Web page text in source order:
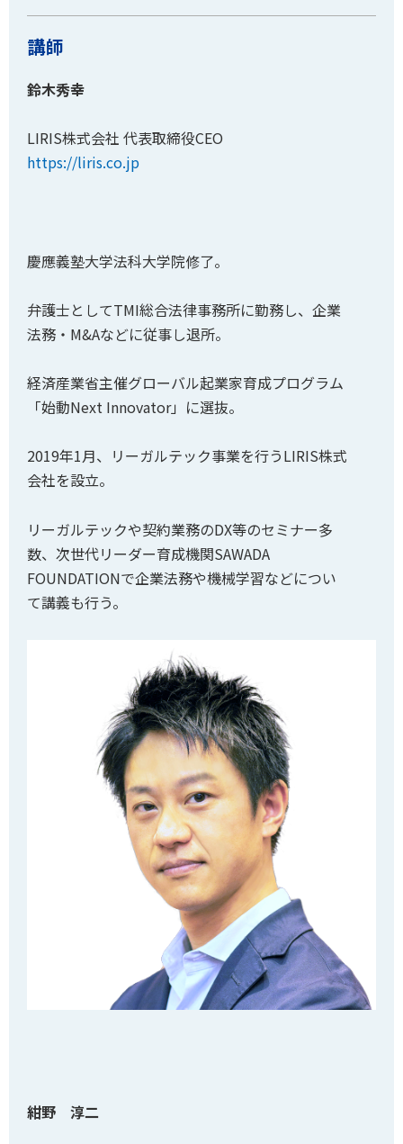
講師
鈴木秀幸
LIRIS株式会社 代表取締役CEO
https://liris.co.jp
慶應義塾大学法科大学院修了。
弁護士としてTMI総合法律事務所に勤務し、企業
法務・M&Aなどに従事し退所。
経済産業省主催グローバル起業家育成プログラム
「始動Next Innovator」に選抜。
2019年1月、リーガルテック事業を行うLIRIS株式
会社を設立。
リーガルテックや契約業務のDX等のセミナー多
数、次世代リーダー育成機関SAWADA
FOUNDATIONで企業法務や機械学習などについ
て講義も行う。
紺野 淳二